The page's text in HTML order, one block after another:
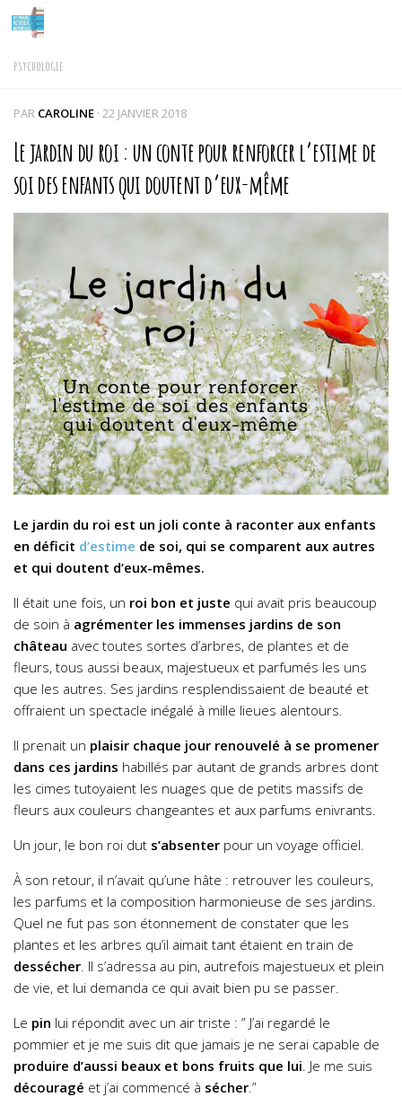
Skip to content
PSYCHOLOGIE
PAR CAROLINE · 22 JANVIER 2018
Le jardin du roi : un conte pour renforcer l’estime de
soi des enfants qui doutent d’eux-même
Le jardin du roi est un joli conte à raconter aux enfants
en déficit d’estime de soi, qui se comparent aux autres
et qui doutent d’eux-mêmes.
Il était une fois, un roi bon et juste qui avait pris beaucoup
de soin à agrémenter les immenses jardins de son
château avec toutes sortes d’arbres, de plantes et de
fleurs, tous aussi beaux, majestueux et parfumés les uns
que les autres. Ses jardins resplendissaient de beauté et
offraient un spectacle inégalé à mille lieues alentours.
Il prenait un plaisir chaque jour renouvelé à se promener
dans ces jardins habillés par autant de grands arbres dont
les cimes tutoyaient les nuages que de petits massifs de
fleurs aux couleurs changeantes et aux parfums enivrants.
Un jour, le bon roi dut s’absenter pour un voyage officiel.
À son retour, il n’avait qu’une hâte : retrouver les couleurs,
les parfums et la composition harmonieuse de ses jardins.
Quel ne fut pas son étonnement de constater que les
plantes et les arbres qu’il aimait tant étaient en train de
dessécher . Il s’adressa au pin, autrefois majestueux et plein
de vie, et lui demanda ce qui avait bien pu se passer.
Le pin lui répondit avec un air triste : ” J’ai regardé le
pommier et je me suis dit que jamais je ne serai capable de
produire d’aussi beaux et bons fruits que lui . Je me suis
découragé et j’ai commencé à sécher .”